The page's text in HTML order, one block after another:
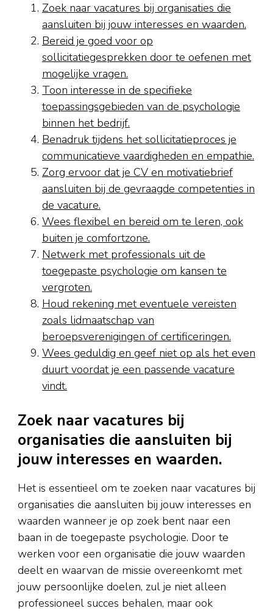
Zoek naar vacatures bij organisaties die
aansluiten bij jouw interesses en waarden.
Bereid je goed voor op
sollicitatiegesprekken door te oefenen met
mogelijke vragen.
Toon interesse in de specifieke
toepassingsgebieden van de psychologie
binnen het bedrijf.
Benadruk tijdens het sollicitatieproces je
communicatieve vaardigheden en empathie.
Zorg ervoor dat je CV en motivatiebrief
aansluiten bij de gevraagde competenties in
de vacature.
Wees flexibel en bereid om te leren, ook
buiten je comfortzone.
Netwerk met professionals uit de
toegepaste psychologie om kansen te
vergroten.
Houd rekening met eventuele vereisten
zoals lidmaatschap van
beroepsverenigingen of certificeringen.
Wees geduldig en geef niet op als het even
duurt voordat je een passende vacature
vindt.
Zoek naar vacatures bij
organisaties die aansluiten bij
jouw interesses en waarden.
Het is essentieel om te zoeken naar vacatures bij
organisaties die aansluiten bij jouw interesses en
waarden wanneer je op zoek bent naar een
baan in de toegepaste psychologie. Door te
werken voor een organisatie die jouw waarden
deelt en waarvan de missie overeenkomt met
jouw persoonlijke doelen, zul je niet alleen
professioneel succes behalen, maar ook